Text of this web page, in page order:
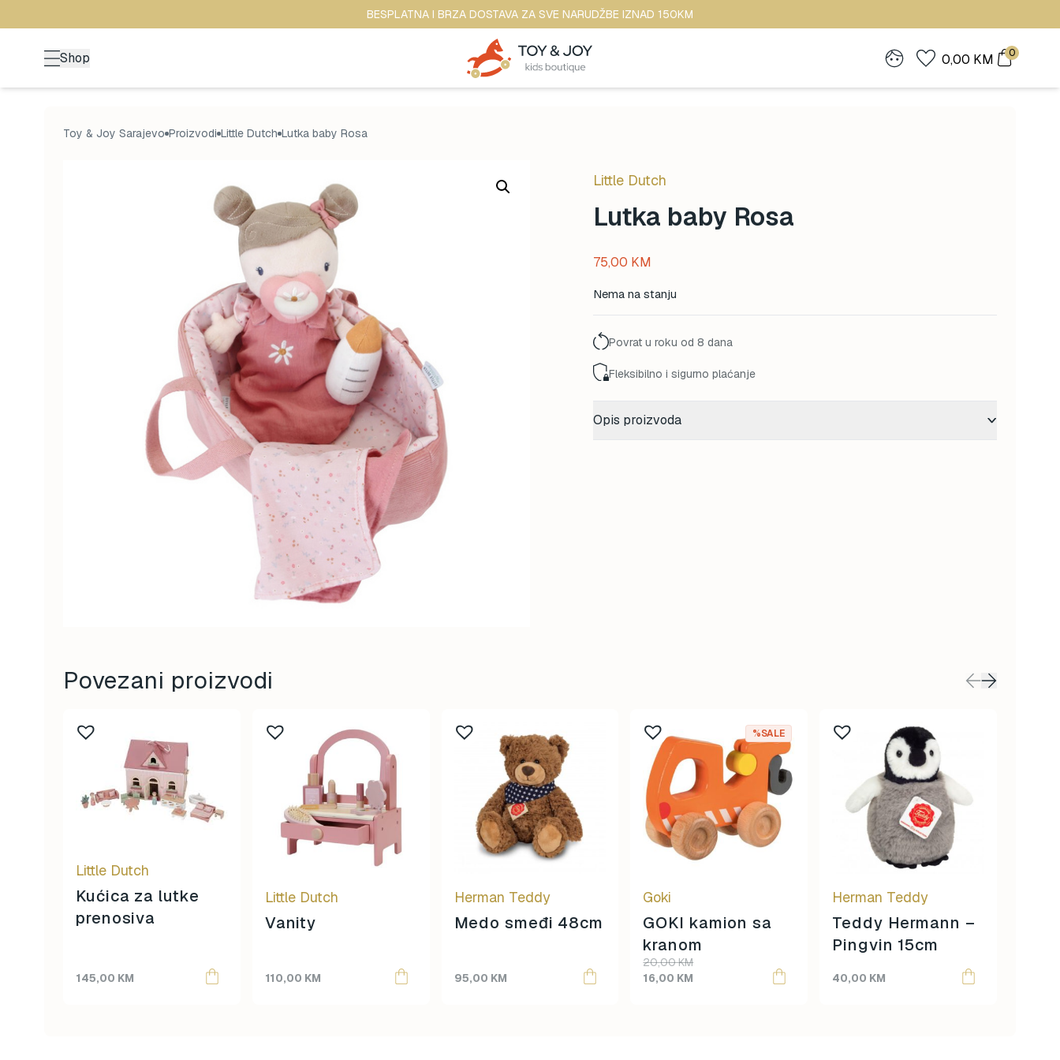
BESPLATNA I BRZA DOSTAVA ZA SVE NARUDŽBE IZNAD 150KM
Shop 0,00 KM 0
Toy & Joy Sarajevo Proizvodi Little Dutch Lutka baby Rosa
Little Dutch
Lutka baby Rosa
75,00 KM
Nema na stanju
Povrat u roku od 8 dana
Fleksibilno i sigurno plaćanje
Opis proizvoda
Povezani proizvodi
Little Dutch
Kućica za lutke
prenosiva
145,00 KM
Little Dutch
Vanity
110,00 KM
Herman Teddy
Medo smeđi 48cm
95,00 KM
%SALE
Goki
GOKI kamion sa
kranom
20,00KM
Original
price
16,00 KM
Current
price
Herman Teddy
Teddy Hermann –
Pingvin 15cm
40,00 KM